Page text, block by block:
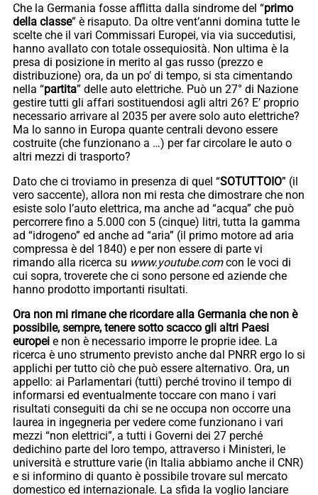
Che la Germania fosse afflitta dalla sindrome del “primo
della classe” è risaputo. Da oltre vent’anni domina tutte le
scelte che il vari Commissari Europei, via via succedutisi,
hanno avallato con totale ossequiosità. Non ultima è la
presa di posizione in merito al gas russo (prezzo e
distribuzione) ora, da un po’ di tempo, si sta cimentando
nella “partita” delle auto elettriche. Può un 27° di Nazione
gestire tutti gli affari sostituendosi agli altri 26? E’ proprio
necessario arrivare al 2035 per avere solo auto elettriche?
Ma lo sanno in Europa quante centrali devono essere
costruite (che funzionano a …) per far circolare le auto o
altri mezzi di trasporto?
Dato che ci troviamo in presenza di quel “SOTUTTOIO” (il
vero saccente), allora non mi resta che dimostrare che non
esiste solo l’auto elettrica, ma anche ad “acqua” che può
percorrere fino a 5.000 con 5 (cinque) litri, tutta la gamma
ad “idrogeno” ed anche ad “aria” (il primo motore ad aria
compressa è del 1840) e per non essere di parte vi
rimando alla ricerca su www.youtube.comcon le voci di
cui sopra, troverete che ci sono persone ed aziende che
hanno prodotto importanti risultati.
Ora non mi rimane che ricordare alla Germania che non è
possibile, sempre, tenere sotto scacco gli altri Paesi
europei e non è necessario imporre le proprie idee. La
ricerca è uno strumento previsto anche dal PNRR ergo lo si
applichi per tutto ciò che può essere alternativo. Ora, un
appello: ai Parlamentari (tutti) perché trovino il tempo di
informarsi ed eventualmente toccare con mano i vari
risultati conseguiti da chi se ne occupa non occorre una
laurea in ingegneria per vedere come funzionano i vari
mezzi “non elettrici”, a tutti i Governi dei 27 perché
dedichino parte del loro tempo, attraverso i Ministeri, le
università e strutture varie (in Italia abbiamo anche il CNR)
e si informino di quanto è possibile trovare sul mercato
domestico ed internazionale. La sfida la voglio lanciare